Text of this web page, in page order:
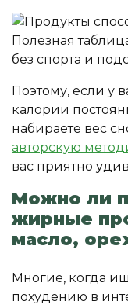
Поэтому, если у
калории
набираете вес
авторскую
вас приятно
Можно ли
жирные
масло,
Многие, когда
похудению в